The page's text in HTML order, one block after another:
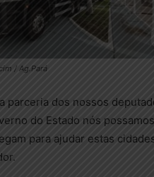
/ Ag.Pará
parceria dos nossos
do Estado nós
para ajudar estas